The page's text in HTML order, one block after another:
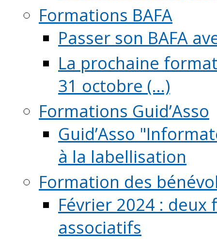
Formations BAFA
Passer son BAFA
La prochaine
31 octobre (...)
Formations Guid’Asso
Guid’Asso
à la labellisation
Formation des
Février 2024 :
associatifs